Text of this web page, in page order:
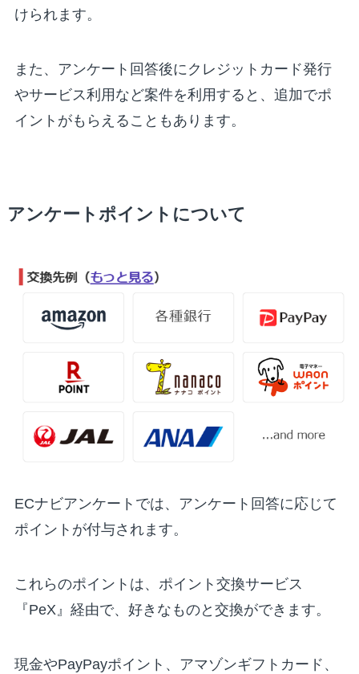
けられます。
また、アンケート回答後にクレジットカード発行
やサービス利用など案件を利用すると、追加でポ
イントがもらえることもあります。
アンケートポイントについて
ECナビアンケートでは、アンケート回答に応じて
ポイントが付与されます。
これらのポイントは、ポイント交換サービス
『PeX』経由で、好きなものと交換ができます。
現金やPayPayポイント、アマゾンギフトカード、